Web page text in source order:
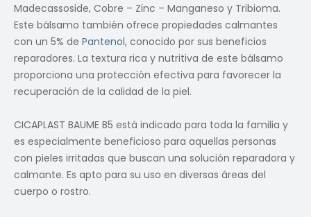
Madecassoside, Cobre – Zinc – Manganeso y Tribioma.
Este bálsamo también ofrece propiedades calmantes
con un 5% de Pantenol, conocido por sus beneficios
reparadores. La textura rica y nutritiva de este bálsamo
proporciona una protección efectiva para favorecer la
recuperación de la calidad de la piel.
CICAPLAST BAUME B5 está indicado para toda la familia y
es especialmente beneficioso para aquellas personas
con pieles irritadas que buscan una solución reparadora y
calmante. Es apto para su uso en diversas áreas del
cuerpo o rostro.